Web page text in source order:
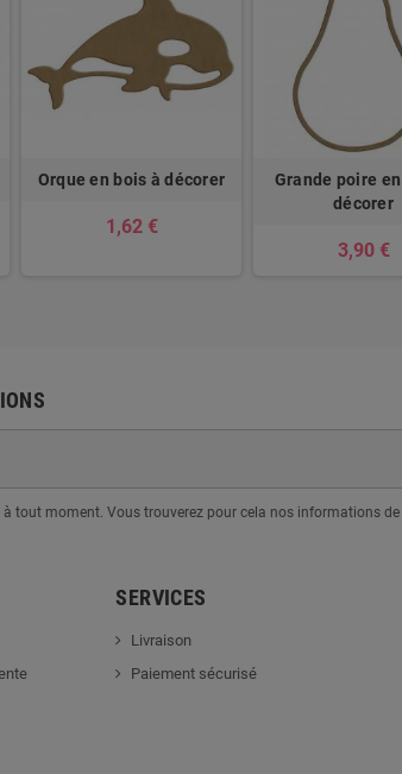
Orque en bois à décorer
1,62 €
Grande poire
décorer
3,90 €
à tout moment. Vous trouverez pour cela nos informations
SERVICES
Livraison
Paiement sécurisé